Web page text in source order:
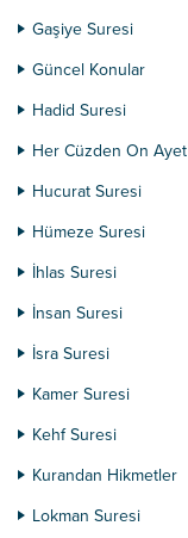
Gaşiye Suresi
Güncel Konular
Hadid Suresi
Her Cüzden On Ayet
Hucurat Suresi
Hümeze Suresi
İhlas Suresi
İnsan Suresi
İsra Suresi
Kamer Suresi
Kehf Suresi
Kurandan Hikmetler
Lokman Suresi